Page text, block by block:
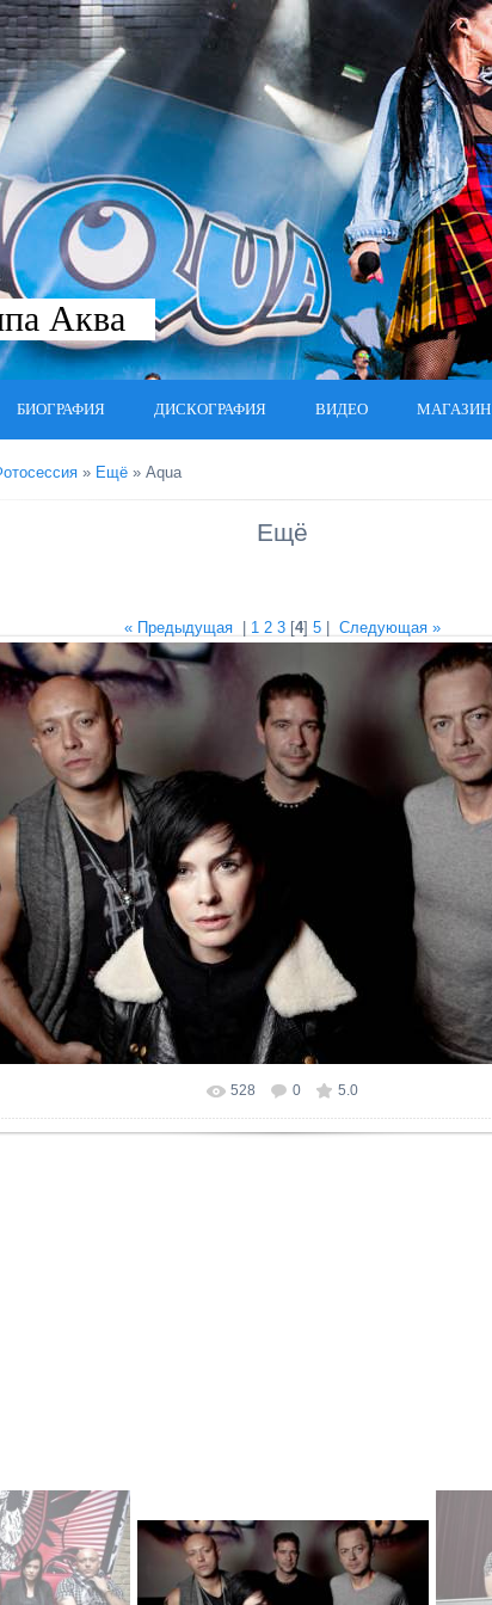
Аква
БИОГРАФИЯ ДИСКОГРАФИЯ ВИДЕО МАГАЗИН
» Ещё » Aqua
Ещё
« Предыдущая
1 2 3 [4]5 |Следующая »
Размер фотографии: 978x550
528 0 5.0